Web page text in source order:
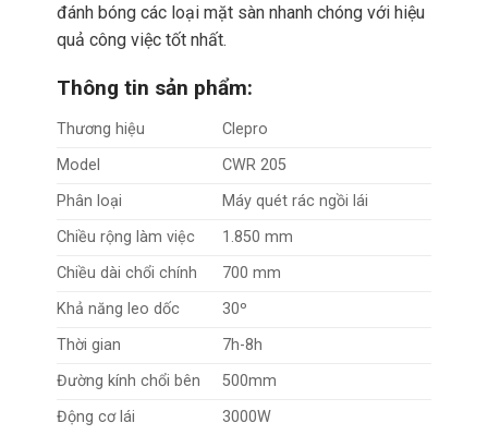
đánh bóng các loại mặt sàn nhanh chóng với hiệu
quả công việc tốt nhất.
Thông tin sản phẩm:
Thương hiệu
Clepro
Model
CWR 205
Phân loại
Máy quét rác ngồi lái
Chiều rộng làm việc
1.850 mm
Chiều dài chổi chính
700 mm
Khả năng leo dốc
30º
Thời gian
7h-8h
Đường kính chổi bên
500mm
Động cơ lái
3000W